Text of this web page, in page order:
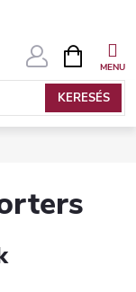
KERESÉS
KOSÁR